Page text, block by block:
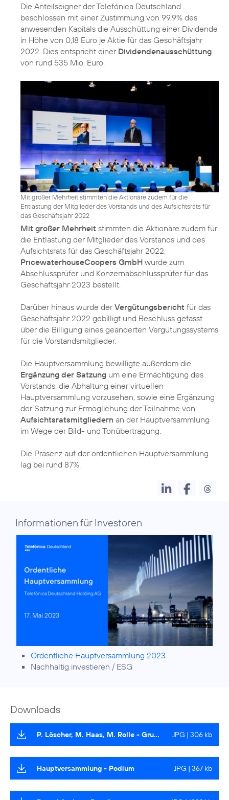
Die Anteilseigner der Telefónica Deutschland
beschlossen mit einer Zustimmung von 99,9% des
anwesenden Kapitals die Ausschüttung einer Dividende
in Höhe von 0,18 Euro je Aktie für das Geschäftsjahr
2022. Dies entspricht einer Dividendenausschüttung
von rund 535 Mio. Euro.
Mit großer Mehrheit stimmten die Aktionäre zudem für die
Entlastung der Mitglieder des Vorstands und des Aufsichtsrats für
das Geschäftsjahr 2022
Mit großer Mehrheit stimmten die Aktionäre zudem für
die Entlastung der Mitglieder des Vorstands und des
Aufsichtsrats für das Geschäftsjahr 2022.
PricewaterhouseCoopers GmbH wurde zum
Abschlussprüfer und Konzernabschlussprüfer für das
Geschäftsjahr 2023 bestellt.
Darüber hinaus wurde derVergütungsbericht für das
Geschäftsjahr 2022 gebilligt und Beschluss gefasst
über die Billigung eines geänderten Vergütungssystems
für die Vorstandsmitglieder.
Die Hauptversammlung bewilligte außerdem die
Ergänzung der Satzung um eine Ermächtigung des
Vorstands, die Abhaltung einer virtuellen
Hauptversammlung vorzusehen, sowie eine Ergänzung
der Satzung zur Ermöglichung der Teilnahme von
Aufsichtsratsmitgliedern an der Hauptversammlung
im Wege der Bild- und Tonübertragung.
Die Präsenz auf der ordentlichen Hauptversammlung
lag bei rund 87%.
Informationen für Investoren
Ordentliche Hauptversammlung 2023
Nachhaltig investieren / ESG
Downloads
P. Löscher, M. Haas, M. Rolle - Gruppenbild JPG | 306 kb
Hauptversammlung - Podium JPG | 367 kb